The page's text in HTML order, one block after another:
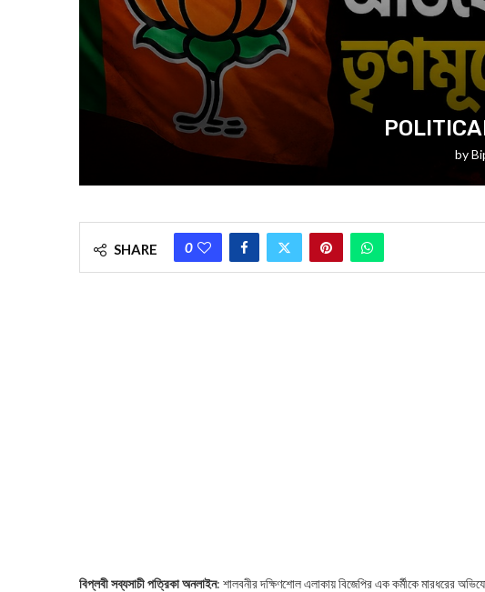
POLITICAL
by
SHARE 0
বিপ্লবী সব্যসাচী পত্রিকা অনলাইন: শালবনীর দক্ষিণশোল এলাকায় বিজেপির এক কর্মীকে মারধরের